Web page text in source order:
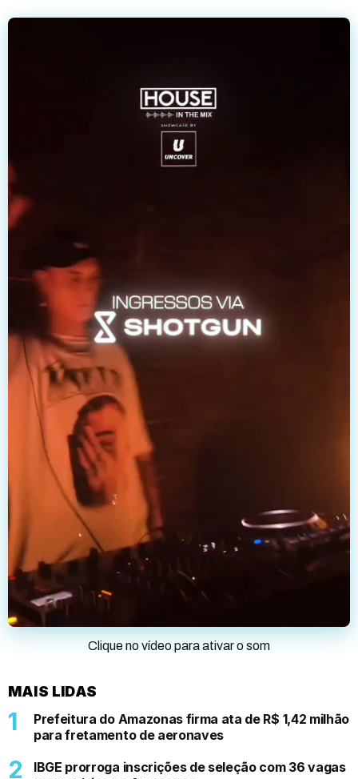
Clique no vídeo para ativar o som
MAIS LIDAS
Prefeitura do Amazonas firma ata de R$ 1,42 milhão
para fretamento de aeronaves
IBGE prorroga inscrições de seleção com 36 vagas